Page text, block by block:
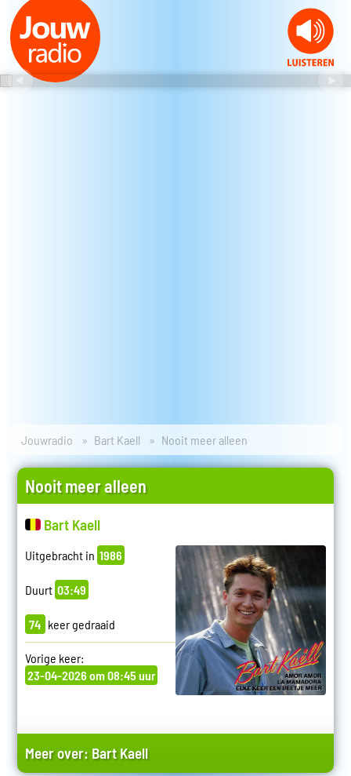
Jouwradio Bart Kaell Nooit meer alleen
Nooit meer alleen
Bart Kaell
Uitgebracht in 1986
Duurt 03:49
74 keer gedraaid
Vorige keer:
23-04-2026 om 08:45 uur
Meer over: Bart Kaell